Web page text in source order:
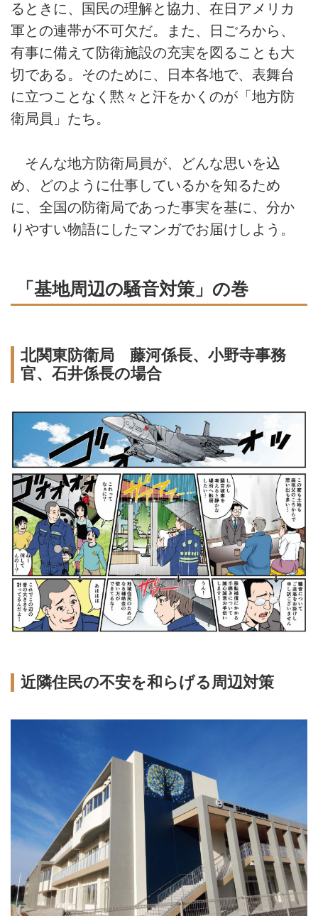
るときに、国民の理解と協力、在日アメリカ
軍との連帯が不可欠だ。また、日ごろから、
有事に備えて防衛施設の充実を図ることも大
切である。そのために、日本各地で、表舞台
に立つことなく黙々と汗をかくのが「地方防
衛局員」たち。
そんな地方防衛局員が、どんな思いを込
め、どのように仕事しているかを知るため
に、全国の防衛局であった事実を基に、分か
りやすい物語にしたマンガでお届けしよう。
「基地周辺の騒音対策」の巻
北関東防衛局 藤河係長、小野寺事務
官、石井係長の場合
近隣住民の不安を和らげる周辺対策